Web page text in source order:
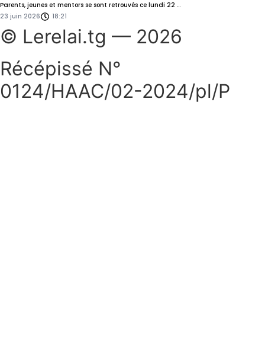
Parents, jeunes et mentors se sont retrouvés ce lundi 22 ...
23 juin 2026
18:21
© Lerelai.tg — 2026
Récépissé N°
0124/HAAC/02-2024/pl/P